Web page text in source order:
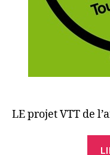
LE projet VTT de